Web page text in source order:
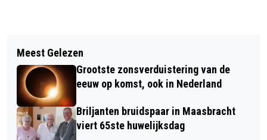
SENIOREN MAASKERNEN: DAGTRIP
NAAR ARNHEM
SAMENVOEGING VESTIGINGEN VAN
HECKE HOUBEN NOTARISSEN
HEYTHUYSEN EN ROERMOND
Meest Gelezen
Grootste zonsverduistering van de
eeuw op komst, ook in Nederland
Briljanten bruidspaar in Maasbracht
viert 65ste huwelijksdag